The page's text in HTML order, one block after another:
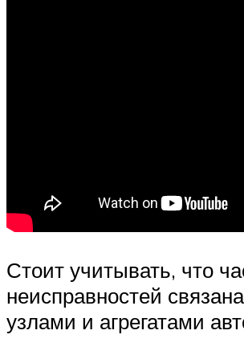
Стоит учитывать, что
неисправностей
узлами и агрегатами